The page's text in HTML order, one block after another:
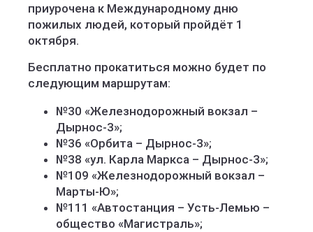
приурочена к Международному дню
пожилых людей, который пройдёт 1
октября.
Бесплатно прокатиться можно будет по
следующим маршрутам:
№30 «Железнодорожный вокзал –
Дырнос-3»;
№36 «Орбита – Дырнос-3»;
№38 «ул. Карла Маркса – Дырнос-3»;
№109 «Железнодорожный вокзал –
Марты-Ю»;
№111 «Автостанция – Усть-Лемью –
общество «Магистраль»;